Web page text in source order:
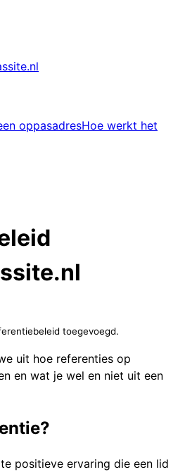
site.nl
oppasadresHoe werkt het
toegevoegd.
uit hoe referenties op
en wat je wel en niet uit een
positieve ervaring die een lid